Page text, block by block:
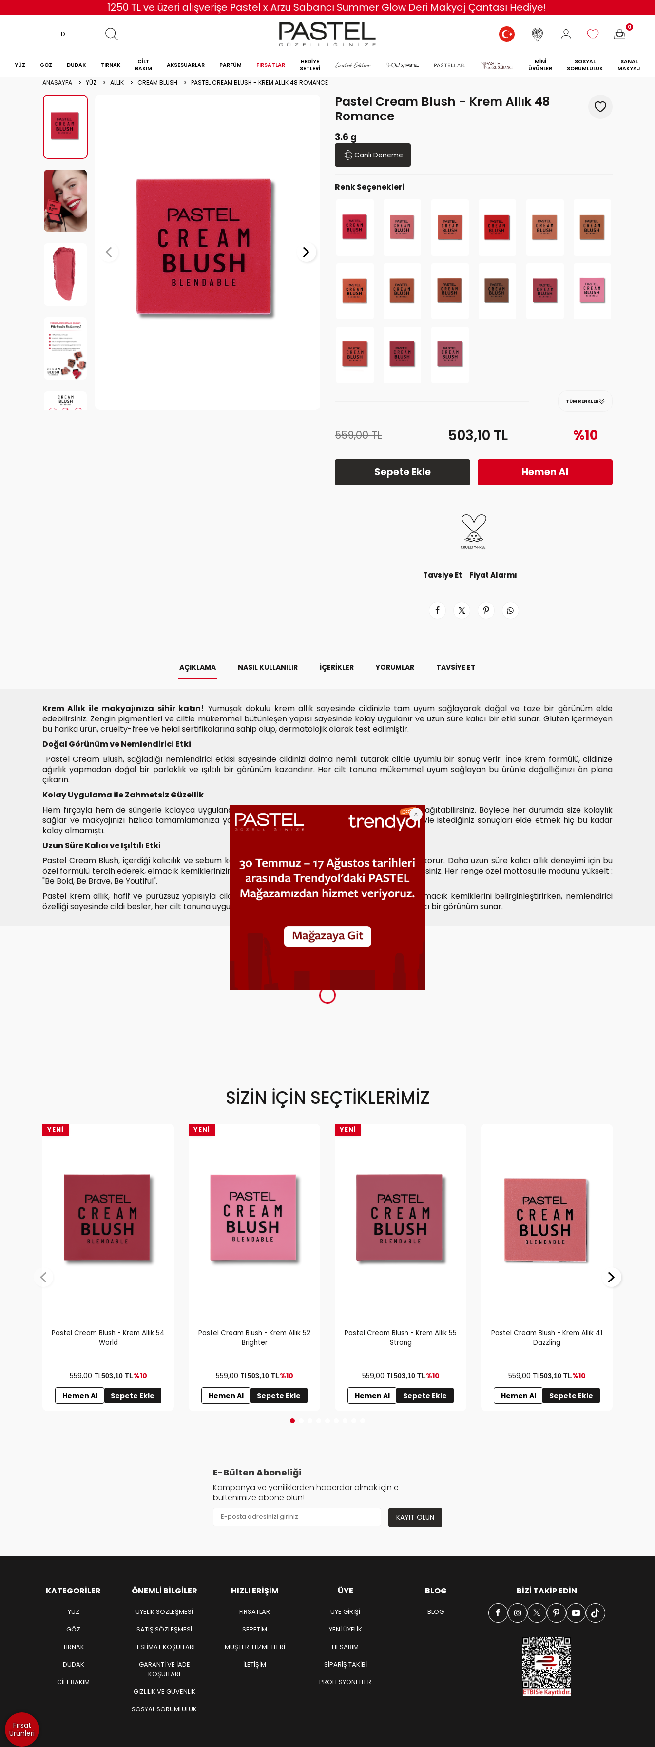
Fırsat
Ürünleri
1250 TL ve üzeri alışverişe Pastel x Arzu Sabancı Summer Glow Deri Makyaj Çantası Hediye!
0
YÜZ GÖZ DUDAK TIRNAK
CİLT
BAKIM
AKSESUARLAR PARFÜM FIRSATLAR
HEDİYE
SETLERİ
MİNİ
ÜRÜNLER
SOSYAL
SORUMLULUK
SANAL
MAKYAJ
ANASAYFA YÜZ ALLIK CREAM BLUSH PASTEL CREAM BLUSH - KREM ALLIK 48 ROMANCE
Pastel Cream Blush - Krem Allık 48
Romance
3.6 g
Canlı Deneme
Renk Seçenekleri
TÜM RENKLER
559,00TL 503,10 TL %10
Sepete Ekle Hemen Al
Tavsiye Et Fiyat Alarmı
AÇIKLAMA NASIL KULLANILIR İÇERIKLER YORUMLAR TAVSIYE ET
Krem Allık ile makyajınıza sihir katın! Yumuşak dokulu krem allık sayesinde cildinizle tam uyum sağlayarak doğal ve taze bir görünüm elde
edebilirsiniz. Zengin pigmentleri ve ciltle mükemmel bütünleşen yapısı sayesinde kolay uygulanır ve uzun süre kalıcı bir etki sunar. Gluten içermeyen
bu harika ürün, cruelty-free ve helal sertifikalarına sahip olup, dermatolojik olarak test edilmiştir.
Doğal Görünüm ve Nemlendirici Etki
Pastel Cream Blush, sağladığı nemlendirici etkisi sayesinde cildinizi daima nemli tutarak ciltle uyumlu bir sonuç verir. İnce krem formülü, cildinize
ağırlık yapmadan doğal bir parlaklık ve ışıltılı bir görünüm kazandırır. Her cilt tonuna mükemmel uyum sağlayan bu ürünle doğallığınızı ön plana
çıkarın.
Kolay Uygulama ile Zahmetsiz Güzellik
Hem fırçayla hem de süngerle kolayca uygulanabilir. Hatta parmak uçlarınızla bile zahmetsizce dağıtabilirsiniz. Böylece her durumda size kolaylık
sağlar ve makyajınızı hızlıca tamamlamanıza yardımcı olur. Ürünün yumuşak dokulu allık formülüyle istediğiniz sonuçları elde etmek hiç bu kadar
kolay olmamıştı.
Uzun Süre Kalıcı ve Işıltılı Etki
Pastel Cream Blush, içerdiği kalıcılık ve sebum kontrolü sağlayan bileşenler ile gün boyu tazeliğini korur. Daha uzun süre kalıcı allık deneyimi için bu
özel formülü tercih ederek, elmacık kemiklerinizin daha belirgin ve etkileyici görünmesini sağlayabilirsiniz. Her renge özel mottosu ile modunu yükselt :
"Be Bold, Be Brave, Be Youtiful".
Pastel krem allık, hafif ve pürüzsüz yapısıyla cildinizle kolayca bütünleşir; zengin pigmentleriyle elmacık kemiklerini belirginleştirirken, nemlendirici
özelliği sayesinde cildi besler, her cilt tonuna uygun renk seçenekleriyle doğal, ışıltılı ve uzun süre kalıcı bir görünüm sunar.
SIZIN İÇIN SEÇTIKLERIMIZ
YENI
Pastel Cream Blush - Krem Allık 54
World
559,00 TL503,10TL%10
Hemen Al Sepete Ekle
YENI
Pastel Cream Blush - Krem Allık 52
Brighter
559,00 TL503,10TL%10
Hemen Al Sepete Ekle
YENI
Pastel Cream Blush - Krem Allık 55
Strong
559,00 TL503,10TL%10
Hemen Al Sepete Ekle
Pastel Cream Blush - Krem Allık 41
Dazzling
559,00 TL503,10TL%10
Hemen Al Sepete Ekle
E-Bülten Aboneliği
Kampanya ve yeniliklerden haberdar olmak için e-
bültenimize abone olun!
KAYIT OLUN
KATEGORILER
YÜZ
GÖZ
TIRNAK
DUDAK
CİLT BAKIM
ÖNEMLI BILGILER
ÜYELIK SÖZLEŞMESI
SATIŞ SÖZLEŞMESI
TESLIMAT KOŞULLARI
GARANTI VE İADE
KOŞULLARI
GIZLILIK VE GÜVENLIK
SOSYAL SORUMLULUK
HIZLI ERIŞIM
FIRSATLAR
SEPETIM
MÜŞTERI HIZMETLERI
İLETIŞIM
ÜYE
ÜYE GIRIŞI
YENI ÜYELIK
HESABIM
SIPARIŞ TAKIBI
PROFESYONELLER
BLOG
BLOG
BIZI TAKIP EDIN